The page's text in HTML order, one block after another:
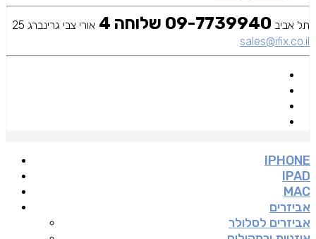
תל אביב 09-7739940 שלוחה 4
אורי צבי גרינברג 25
sales@ifix.co.il
IPHONE
IPAD
MAC
אביזרים
אביזרים לסלולר